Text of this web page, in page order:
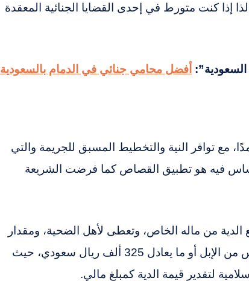
إذا كنت متورط في إحدى القضايا الجنائية المعقدة
أفضل محامي جنائي في الدمام بالسعودية
مع توافر النية والتخطيط المسبق للجريمة والتي
فيه هو تطبيق القصاص كما فرضت الشريعة
من ماله الخاص، وتعطى لأهل الضحية، ومقدار
الدية في السعودية للقتل العمد تقدر ب 100 رأس من الإبل أو ما يعادل 325 ألف ريال سعودي، حيث
لتقدير قيمة الدية كمبلغ مالي.